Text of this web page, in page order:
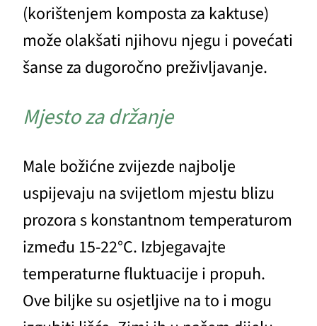
(korištenjem komposta za kaktuse)
može olakšati njihovu njegu i povećati
šanse za dugoročno preživljavanje.
Mjesto za držanje
Male božićne zvijezde najbolje
uspijevaju na svijetlom mjestu blizu
prozora s konstantnom temperaturom
između 15-22°C. Izbjegavajte
temperaturne fluktuacije i propuh.
Ove biljke su osjetljive na to i mogu